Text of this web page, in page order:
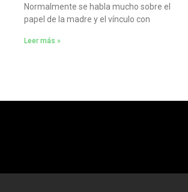
Normalmente se habla mucho sobre el
papel de la madre y el vínculo con
Leer más »